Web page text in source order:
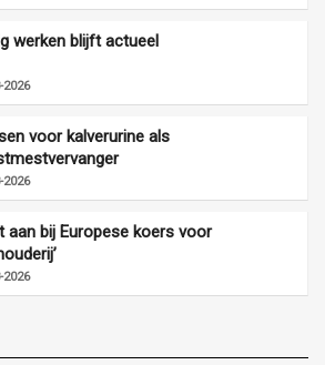
werken blijft actueel
2026
voor kalverurine als
2026
aan bij Europese koers voor
2026